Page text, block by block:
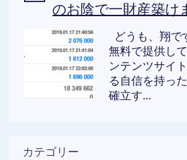
のお陰で一財産築け
どうも、翔で
無料で提供し
ンテンツサイ
る自信を持っ
確立す...
カテゴリー